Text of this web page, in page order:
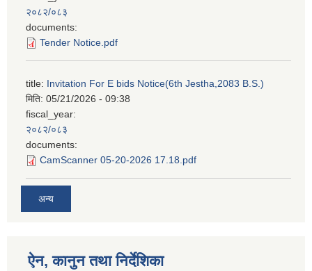
२०८२/०८३
documents:
Tender Notice.pdf
title: Invitation For E bids Notice(6th Jestha,2083 B.S.)
मिति: 05/21/2026 - 09:38
fiscal_year:
२०८२/०८३
documents:
CamScanner 05-20-2026 17.18.pdf
अन्य
ऐन, कानुन तथा निर्देशिका